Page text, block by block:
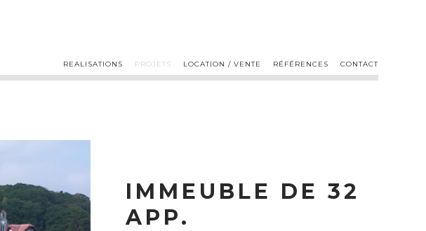
CONTACT
RÉFÉRENCES
LOCATION / VENTE
PROJETS
REALISATIONS
IMMEUBLE DE 32
APP.